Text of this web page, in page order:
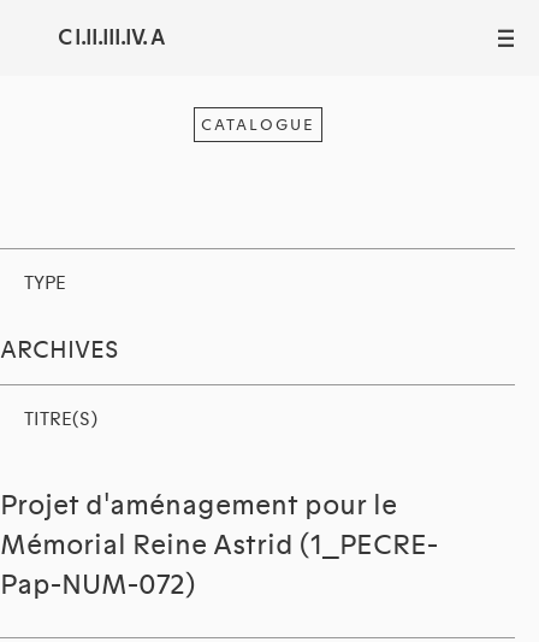
C I.II.III.IV. A III
CATALOGUE
TYPE
ARCHIVES
TITRE(S)
Projet d'aménagement pour le
Mémorial Reine Astrid (1_PECRE-
Pap-NUM-072)